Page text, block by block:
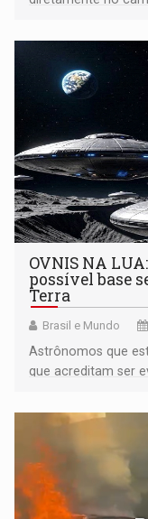
OVNIS NA
possível base
Terra
Brasil e Mundo
Astrônomos que
que acreditam ser
órbita